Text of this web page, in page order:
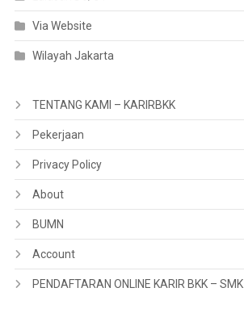
Via Website
Wilayah Jakarta
TENTANG KAMI – KARIRBKK
Pekerjaan
Privacy Policy
About
BUMN
Account
PENDAFTARAN ONLINE KARIR BKK – SMK